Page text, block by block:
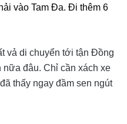
vào Tam Đa. Đi thêm 6
vả di chuyển tới tận Đồng
đâu. Chỉ cần xách xe
thấy ngay đầm sen ngút